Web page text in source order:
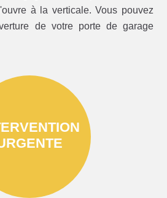
à la verticale. Vous pouvez
de votre porte de garage